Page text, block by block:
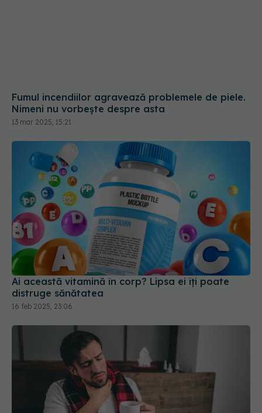
Fumul incendiilor agravează problemele de piele.
Nimeni nu vorbește despre asta
13 mar 2025, 15:21
Ai această vitamină în corp? Lipsa ei îți poate
distruge sănătatea
16 feb 2025, 23:06